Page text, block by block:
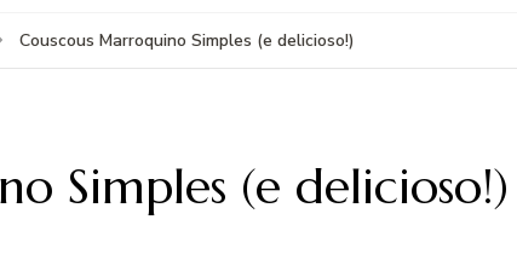
Couscous Marroquino Simples (e delicioso!)
Simples (e delicioso!)